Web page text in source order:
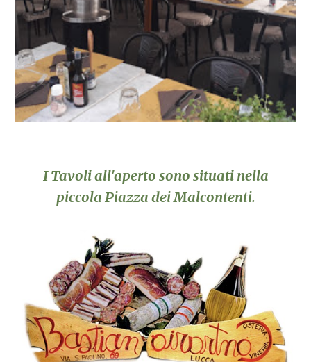
I Tavoli all'aperto sono situati nella
piccola Piazza dei Malcontenti.